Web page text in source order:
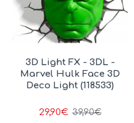
3D Light FX - 3DL -
Marvel Hulk Face 3D
Deco Light (118533)
29,90€ 39,90€